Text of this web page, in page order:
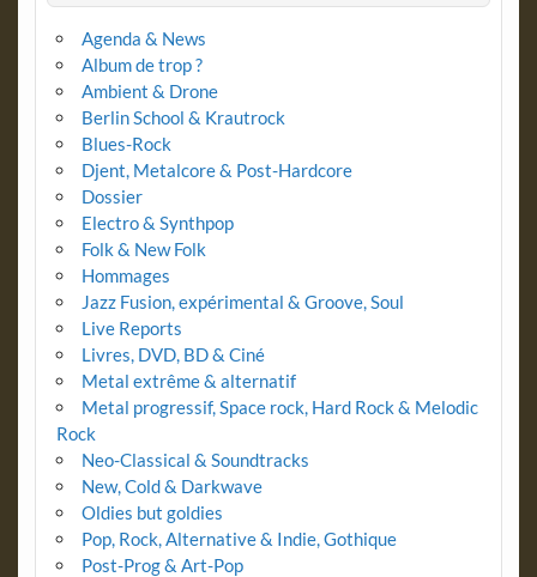
Agenda & News
Album de trop ?
Ambient & Drone
Berlin School & Krautrock
Blues-Rock
Djent, Metalcore & Post-Hardcore
Dossier
Electro & Synthpop
Folk & New Folk
Hommages
Jazz Fusion, expérimental & Groove, Soul
Live Reports
Livres, DVD, BD & Ciné
Metal extrême & alternatif
Metal progressif, Space rock, Hard Rock & Melodic
Rock
Neo-Classical & Soundtracks
New, Cold & Darkwave
Oldies but goldies
Pop, Rock, Alternative & Indie, Gothique
Post-Prog & Art-Pop